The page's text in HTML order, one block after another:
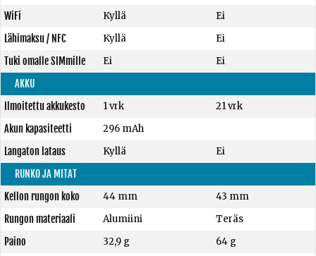
WiFi
Kyllä
Ei
Lähimaksu / NFC
Kyllä
Ei
Tuki omalle SIMmille
Ei
Ei
AKKU
Ilmoitettu akkukesto
1 vrk
21 vrk
Akun kapasiteetti
296 mAh
Langaton lataus
Kyllä
Ei
RUNKO JA MITAT
Kellon rungon koko
44 mm
43 mm
Rungon materiaali
Alumiini
Teräs
Paino
32,9 g
64 g